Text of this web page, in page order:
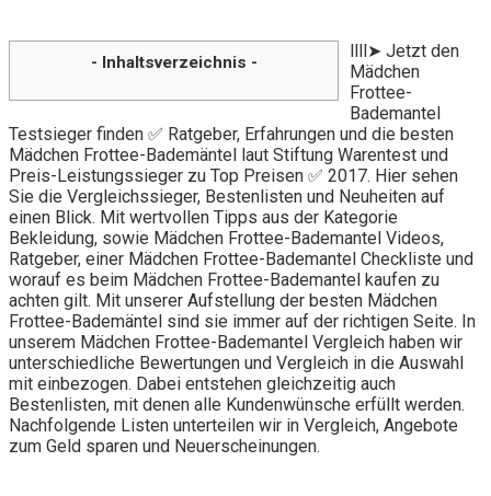
- Inhaltsverzeichnis -
llll➤ Jetzt den
Mädchen
Frottee-
Bademantel
Testsieger finden ✅ Ratgeber, Erfahrungen und die besten
Mädchen Frottee-Bademäntel laut Stiftung Warentest und
Preis-Leistungssieger zu Top Preisen ✅ 2017. Hier sehen
Sie die Vergleichssieger, Bestenlisten und Neuheiten auf
einen Blick. Mit wertvollen Tipps aus der Kategorie
Bekleidung, sowie Mädchen Frottee-Bademantel Videos,
Ratgeber, einer Mädchen Frottee-Bademantel Checkliste und
worauf es beim Mädchen Frottee-Bademantel kaufen zu
achten gilt. Mit unserer Aufstellung der besten Mädchen
Frottee-Bademäntel sind sie immer auf der richtigen Seite. In
unserem Mädchen Frottee-Bademantel Vergleich haben wir
unterschiedliche Bewertungen und Vergleich in die Auswahl
mit einbezogen. Dabei entstehen gleichzeitig auch
Bestenlisten, mit denen alle Kundenwünsche erfüllt werden.
Nachfolgende Listen unterteilen wir in Vergleich, Angebote
zum Geld sparen und Neuerscheinungen.